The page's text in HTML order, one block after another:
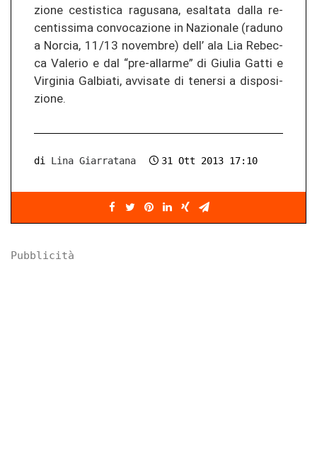
zio­ne ces­tis­ti­ca ra­gu­s­a­na, esal­ta­ta dalla re­
cen­tis­si­ma con­vo­ca­zio­ne in Na­zio­na­le (ra­duno
a Nor­cia, 11/13 no­vem­bre) dell’ ala Lia Re­bec­
ca Va­le­rio e dal “pre-​allarme” di Giu­lia Gatti e
Vir­gi­nia Gal­bia­ti, av­vi­sa­te di te­ner­si a dis­po­si­
zio­ne.
di Lina Giarratana 31 Ott 2013 17:10
Pubblicità